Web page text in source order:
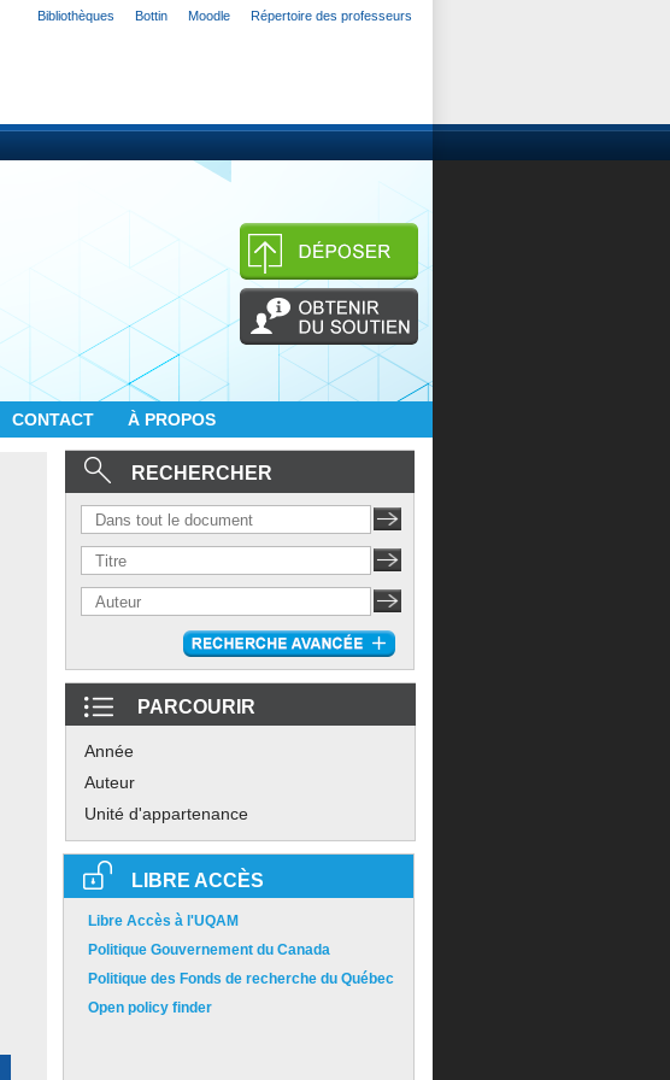
Bibliothèques Bottin Moodle Répertoire des professeurs
CONTACT À PROPOS
RECHERCHER
PARCOURIR
Année
Auteur
Unité d'appartenance
LIBRE ACCÈS
Libre Accès à l'UQAM
Politique Gouvernement du Canada
Politique des Fonds de recherche du Québec
Open policy finder